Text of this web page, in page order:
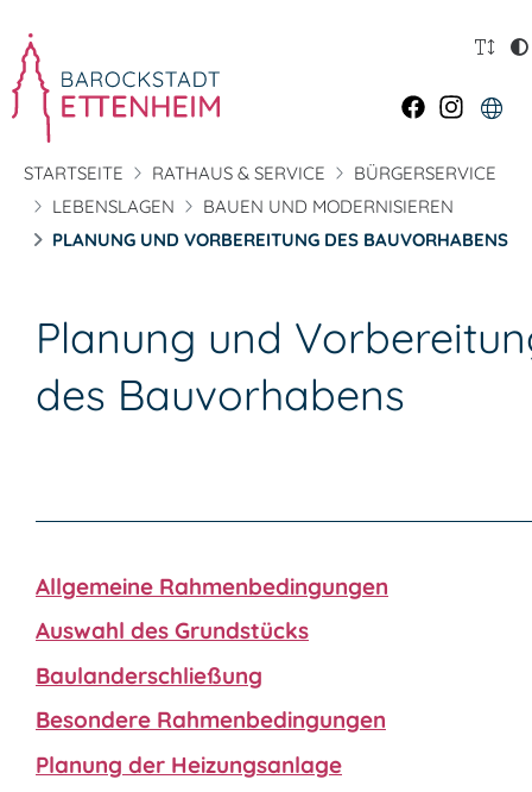
STARTSEITE RATHAUS & SERVICE
BÜRGERSERVICE
LEBENSLAGEN
BAUEN UND MODERNISIEREN
PLANUNG UND VORBEREITUNG DES BAUVORHABENS
Planung und
des Bauvorhabens
Allgemeine Rahmenbedingungen
Auswahl des Grundstücks
Baulanderschließung
Besondere Rahmenbedingungen
Planung der Heizungsanlage